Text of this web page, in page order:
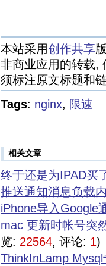
本站采用创作共享
非商业应用的转载,
须标注原文标题和
Tags: nginx, 限速
相关文章
终于还是为IPAD买
推送通知消息负载
iPhone导入Google
mac 更新时帐号突
览: 22564, 评论: 1)
ThinkInLamp